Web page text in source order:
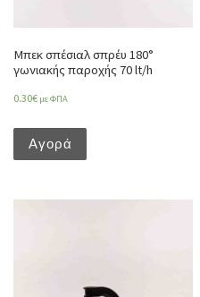
Μπεκ σπέσιαλ σπρέυ 180°
γωνιακής παροχής 70 lt/h
0.30€ με ΦΠΑ
Αγορά